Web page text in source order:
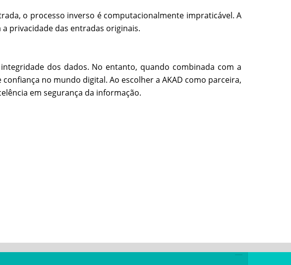
o processo inverso é computacionalmente impraticável. A
privacidade das entradas originais.
dos dados. No entanto, quando combinada com a
no mundo digital. Ao escolher a AKAD como parceira,
em segurança da informação.